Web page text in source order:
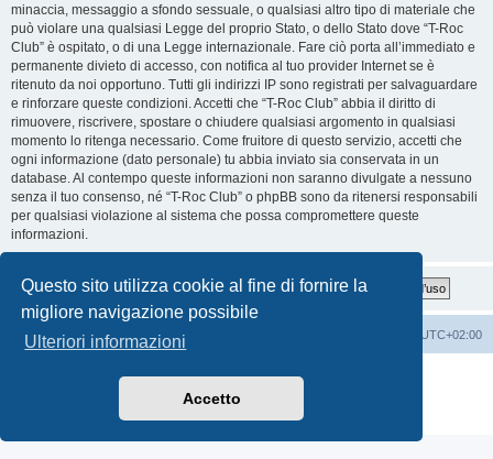
Questo sito utilizza cookie al fine di fornire la
migliore navigazione possibile
Ulteriori informazioni
Accetto
minaccia, messaggio a sfondo sessuale, o qualsiasi altro tipo di materiale che
può violare una qualsiasi Legge del proprio Stato, o dello Stato dove “T-Roc
Club” è ospitato, o di una Legge internazionale. Fare ciò porta all’immediato e
permanente divieto di accesso, con notifica al tuo provider Internet se è
ritenuto da noi opportuno. Tutti gli indirizzi IP sono registrati per salvaguardare
e rinforzare queste condizioni. Accetti che “T-Roc Club” abbia il diritto di
rimuovere, riscrivere, spostare o chiudere qualsiasi argomento in qualsiasi
momento lo ritenga necessario. Come fruitore di questo servizio, accetti che
ogni informazione (dato personale) tu abbia inviato sia conservata in un
database. Al contempo queste informazioni non saranno divulgate a nessuno
senza il tuo consenso, né “T-Roc Club” o phpBB sono da ritenersi responsabili
per qualsiasi violazione al sistema che possa compromettere queste
informazioni.
T-Roc Club T-Roc Club UTC+02:00
Traduzione Italiana